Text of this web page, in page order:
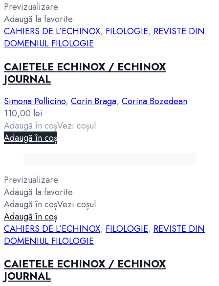
Previzualizare
Adaugă la favorite
CAHIERS DE L’ECHINOX, FILOLOGIE, REVISTE DIN
DOMENIUL FILOLOGIE
CAIETELE ECHINOX / ECHINOX
JOURNAL
Simona Pollicino, Corin Braga, Corina Bozedean
110,00 lei
Adaugă în coșVezi coșul
Adaugă în coș
Previzualizare
Adaugă la favorite
Adaugă în coșVezi coșul
Adaugă în coș
CAHIERS DE L’ECHINOX, FILOLOGIE, REVISTE DIN
DOMENIUL FILOLOGIE
CAIETELE ECHINOX / ECHINOX
JOURNAL